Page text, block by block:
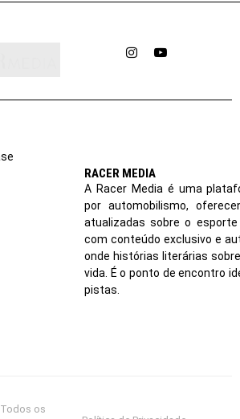
InstagramYouTube
RACER MEDIA
A Racer Media é uma
por automobilismo,
atualizadas sobre o
com conteúdo exclusivo e
onde histórias literárias
vida. É o ponto de encontro
pistas.
os